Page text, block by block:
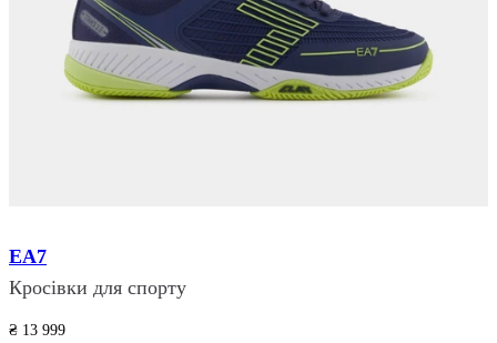
EA7
Кросівки для спорту
₴ 13 999